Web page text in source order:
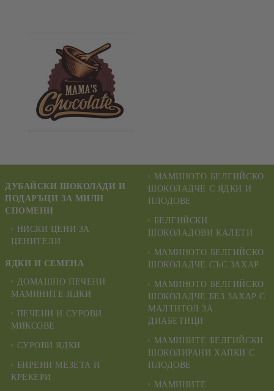
ДУБАЙСКИ ШОКОЛАДИ И
ПОДАРЪЦИ ЗА МИЛИ
СПОМЕНИ
НИСКИ ЦЕНИ ЗА
ЦЕНИТЕЛИ
ЯДКИ И СЕМЕНА
ДОМАШНО ПЕЧЕНИ
МАМИНИТЕ ЯДКИ
ПЕЧЕНИ И СУРОВИ
МИКСОВЕ
СУРОВИ ЯДКИ
БИРЕНИ МЕЗЕТА И
КРЕКЕРИ
МАМИНОТО БЕЛГИЙСКО
ШОКОЛАДЧЕ С ЯДКИ И
ПЛОДОВЕ
БЕЛГИЙСКИ
ШОКОЛАДОВИ КАЛЕТИ
МАМИНОТО БЕЛГИЙСКО
ШОКОЛАДЧЕ СЪС ЗАХАР
МАМИНОТО БЕЛГИЙСКО
ШОКОЛАДЧЕ БЕЗ ЗАХАР С
МАЛТИТОЛ ЗА
ДИАБЕТИЦИ
МАМИНИТЕ БЕЛГИЙСКИ
ШОКОЛИРАНИ ХАПКИ С
ПЛОДОВЕ
МАМИНИТЕ